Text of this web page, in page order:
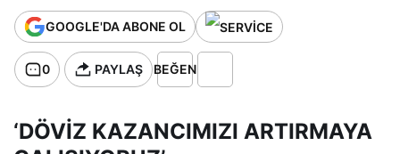
GOOGLE'DA ABONE OL
0 PAYLAŞ BEĞEN
‘DÖVİZ KAZANCIMIZI ARTIRMAYA
milyar
seviyesin